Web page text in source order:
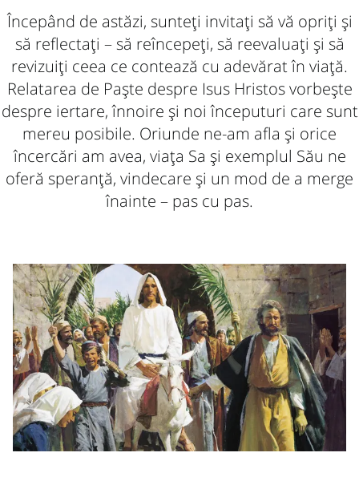
Începând de astăzi, sunteți invitați să vă opriți și
să reflectați – să reîncepeți, să reevaluați și să
revizuiți ceea ce contează cu adevărat în viață.
Relatarea de Paște despre Isus Hristos vorbește
despre iertare, înnoire și noi începuturi care sunt
mereu posibile. Oriunde ne-am afla și orice
încercări am avea, viața Sa și exemplul Său ne
oferă speranță, vindecare și un mod de a merge
înainte – pas cu pas.